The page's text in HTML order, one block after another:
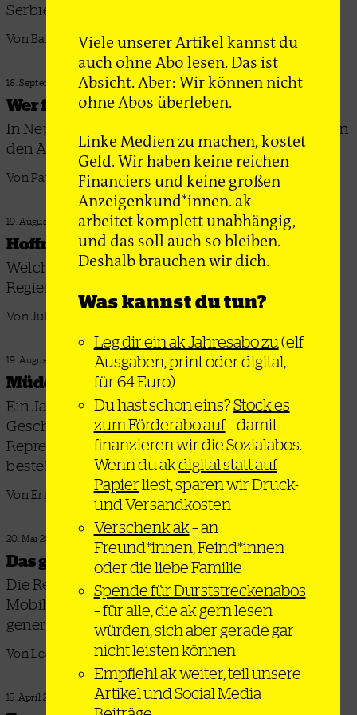
Serbien?
Von Bartholomäus Laffert
16. September 2025
Wer fängt sie auf?
In Nepal und Indonesien proben junge Menschen
den Aufstand – 2019 lässt grüßen
Von Paul Dziedzic
19. August 2025
Hoffnung ohne Schimmer
Welche Veränderungen hat der turbulente
Regierungswechsel in Senegal gebracht?
Von Juliane Schumacher
19. August 2025
Müde, aber trotzdem da
Ein Jahr nach den größten Protesten in der
Geschichte Kenias setzt die Regierung auf
Repression – doch der Dissens bleibt weiter
bestehen
Von Eric Otieno Sumba
20. Mai 2025
Das gute Leben im Alter geht alle was an
Die Rente ist in Frankreich ein
Mobilisierungsbooster, und zwar
generationenübergreifend – warum?
Von Lea Fauth
15. April 2025
Viele unserer Artikel kannst du
auch ohne Abo lesen. Das ist
Absicht. Aber: Wir können nicht
ohne Abos überleben.
Linke Medien zu machen, kostet
Geld. Wir haben keine reichen
Financiers und keine großen
Anzeigenkund*innen. ak
arbeitet komplett unabhängig,
und das soll auch so bleiben.
Deshalb brauchen wir dich.
Was kannst du tun?
Leg dir ein ak Jahresabo zu(elf
Ausgaben, print oder digital,
für 64 Euro)
Du hast schon eins?Stock es
zum Förderabo auf– damit
finanzieren wir die Sozialabos.
Wenn du akdigital statt auf
Papierliest, sparen wir Druck-
und Versandkosten
Verschenk ak– an
Freund*innen, Feind*innen
oder die liebe Familie
Spende für Durststreckenabos
– für alle, die ak gern lesen
würden, sich aber gerade gar
nicht leisten können
Empfiehl ak weiter, teil unsere
Artikel und Social Media